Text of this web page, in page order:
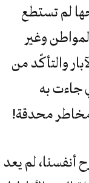
لم تستطع
وغير
والتأكّد من
جاءت به
مخاطر محدقة!
أنفسنا، لم يعد